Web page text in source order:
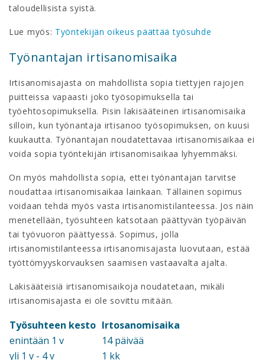
taloudellisista syistä.
Lue myös: Työntekijän oikeus päättää työsuhde
Työnantajan irtisanomisaika
Irtisanomisajasta on mahdollista sopia tiettyjen rajojen
puitteissa vapaasti joko työsopimuksella tai
työehtosopimuksella. Pisin lakisääteinen irtisanomisaika
silloin, kun työnantaja irtisanoo työsopimuksen, on kuusi
kuukautta. Työnantajan noudatettavaa irtisanomisaikaa ei
voida sopia työntekijän irtisanomisaikaa lyhyemmäksi.
On myös mahdollista sopia, ettei työnantajan tarvitse
noudattaa irtisanomisaikaa lainkaan. Tällainen sopimus
voidaan tehdä myös vasta irtisanomistilanteessa. Jos näin
menetellään, työsuhteen katsotaan päättyvän työpäivän
tai työvuoron päättyessä. Sopimus, jolla
irtisanomistilanteessa irtisanomisajasta luovutaan, estää
työttömyyskorvauksen saamisen vastaavalta ajalta.
Lakisääteisiä irtisanomisaikoja noudatetaan, mikäli
irtisanomisajasta ei ole sovittu mitään.
Työsuhteen kesto Irtosanomisaika
enintään 1 v
14 päivää
yli 1 v - 4 v
1 kk